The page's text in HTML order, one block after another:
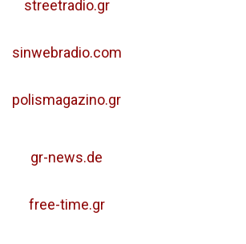
streetradio.gr
sinwebradio.com
polismagazino.gr
gr-news.de
free-time.gr